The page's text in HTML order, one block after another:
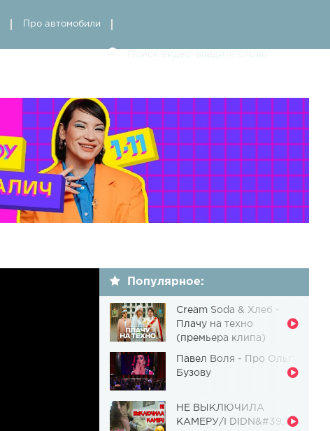
Про автомобили
Популярное:
Cream Soda & Хлеб -
Плачу на техно
(премьера клипа)
Павел Воля - Про Ольгу
Бузову
НЕ ВЫКЛЮЧИЛА
КАМЕРУ/I DIDN&#39;T